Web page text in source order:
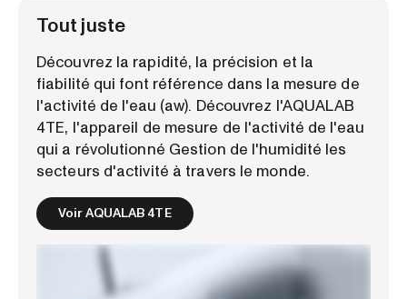
Tout juste
Découvrez la rapidité, la précision et la
fiabilité qui font référence dans la mesure de
l'activité de l'eau (aw). Découvrez l'AQUALAB
4TE, l'appareil de mesure de l'activité de l'eau
qui a révolutionné Gestion de l'humidité les
secteurs d'activité à travers le monde.
Voir AQUALAB 4TE